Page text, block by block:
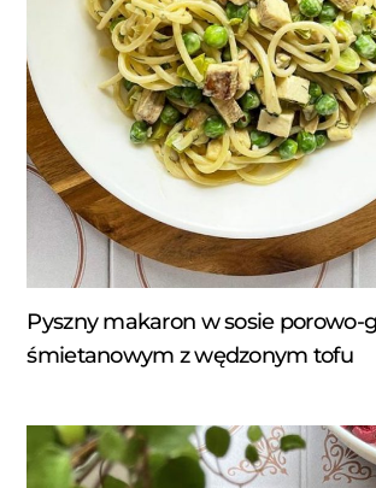
Pyszny makaron w sosie porowo-
śmietanowym z wędzonym tofu